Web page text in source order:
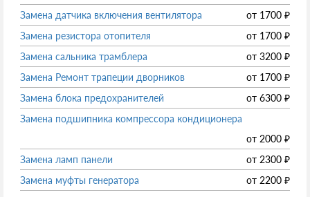
Замена датчика включения вентилятора
от 1700 ₽
Замена резистора отопителя
от 1700 ₽
Замена сальника трамблера
от 3200 ₽
Замена Ремонт трапеции дворников
от 1700 ₽
Замена блока предохранителей
от 6300 ₽
Замена подшипника компрессора кондиционера
от 2000 ₽
Замена ламп панели
от 2300 ₽
Замена муфты генератора
от 2200 ₽